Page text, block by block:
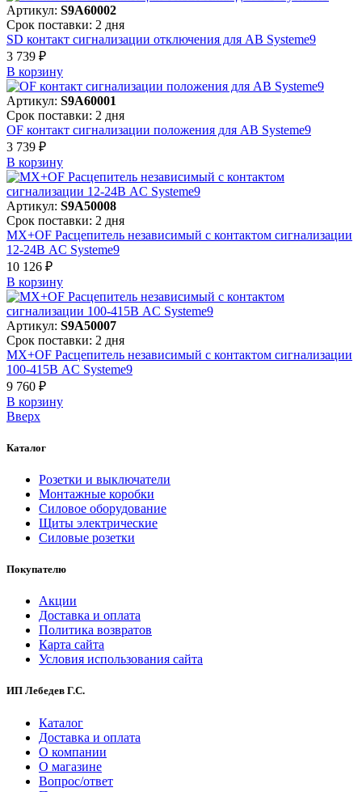
Артикул: S9A60002
Срок поставки: 2 дня
SD контакт сигнализации отключения для АВ Systeme9
3 739 ₽
В корзинy
Артикул: S9A60001
Срок поставки: 2 дня
OF контакт сигнализации положения для АВ Systeme9
3 739 ₽
В корзинy
Артикул: S9A50008
Срок поставки: 2 дня
MX+OF Расцепитель независимый с контактом сигнализации
12-24В AC Systeme9
10 126 ₽
В корзинy
Артикул: S9A50007
Срок поставки: 2 дня
MX+OF Расцепитель независимый с контактом сигнализации
100-415В AC Systeme9
9 760 ₽
В корзинy
Вверх
Каталог
Розетки и выключатели
Монтажные коробки
Силовое оборудование
Щиты электрические
Силовые розетки
Покупателю
Акции
Доставка и оплата
Политика возвратов
Карта сайта
Условия использования сайта
ИП Лебедев Г.С.
Каталог
Доставка и оплата
О компании
О магазине
Вопрос/ответ